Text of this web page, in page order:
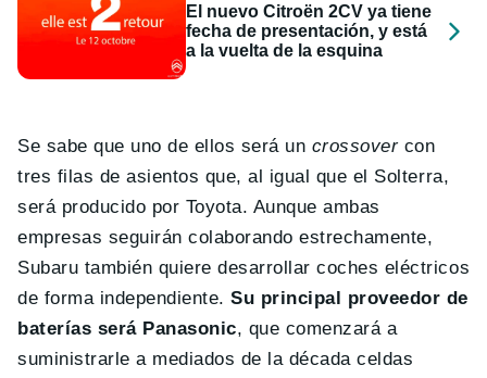
El nuevo Citroën 2CV ya tiene
fecha de presentación, y está
a la vuelta de la esquina
Se sabe que uno de ellos será un crossovercon
tres filas de asientos que, al igual que el Solterra,
será producido por Toyota. Aunque ambas
empresas seguirán colaborando estrechamente,
Subaru también quiere desarrollar coches eléctricos
de forma independiente. Su principal proveedor de
baterías será Panasonic, que comenzará a
suministrarle a mediados de la década celdas